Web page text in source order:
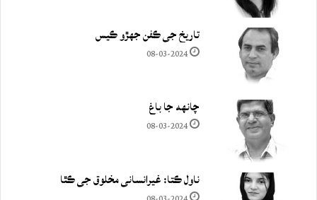
تاريخ جي ڪفن جھڙو ڪيس
08-03-2024
چانهه جا باغ
08-03-2024
ناول ڪتا: غيرانساني مخلوق جي ڪٿا